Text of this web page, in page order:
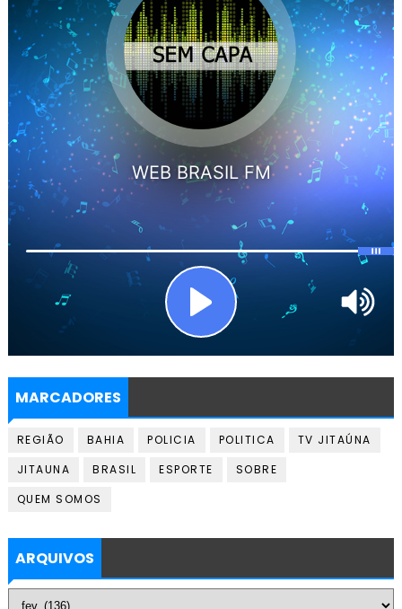
MARCADORES
REGIÃO BAHIA POLICIA POLITICA
TV JITAÚNA
JITAUNA
BRASIL ESPORTE
SOBRE
QUEM SOMOS
ARQUIVOS